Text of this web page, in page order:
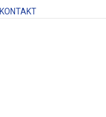
KONTAKT